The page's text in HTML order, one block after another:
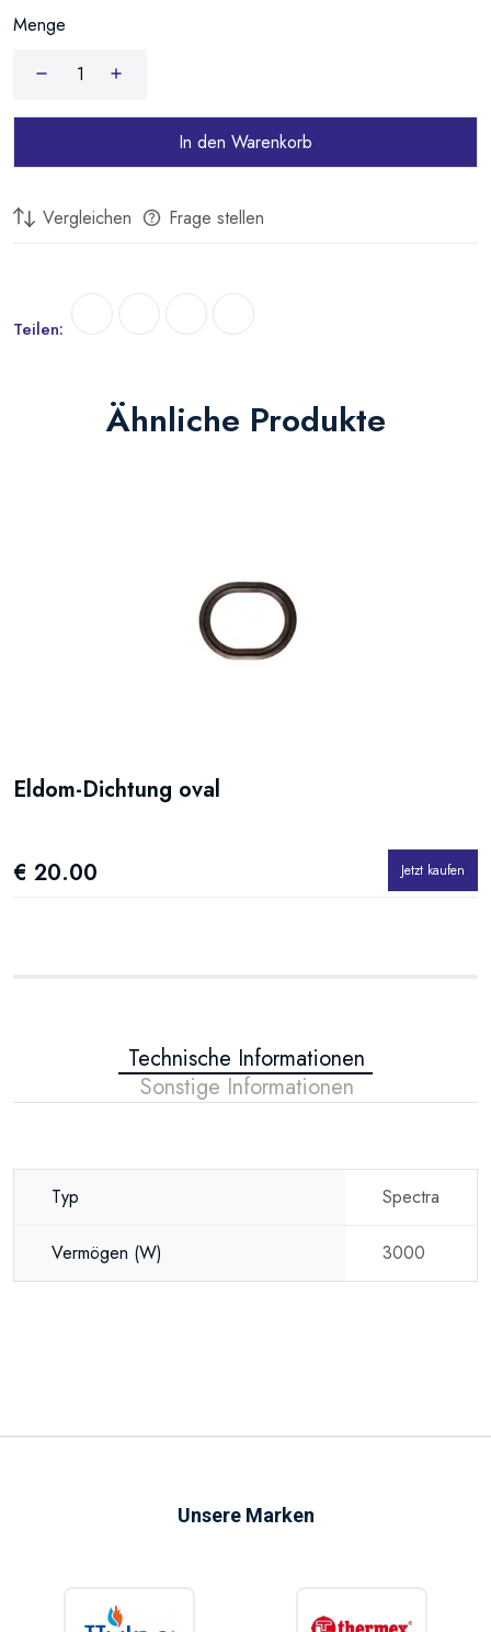
Menge
In den Warenkorb
Vergleichen Frage stellen
Teilen:
Ähnliche Produkte
Eldom-Dichtung oval
€ 20.00 Jetzt kaufen
Technische Informationen
Sonstige Informationen
Typ Spectra
Vermögen (W) 3000
Unsere Marken